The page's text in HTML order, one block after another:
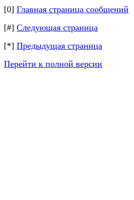
[0] Главная страница сообщений
[#] Следующая страница
[*] Предыдущая страница
Перейти к полной версии